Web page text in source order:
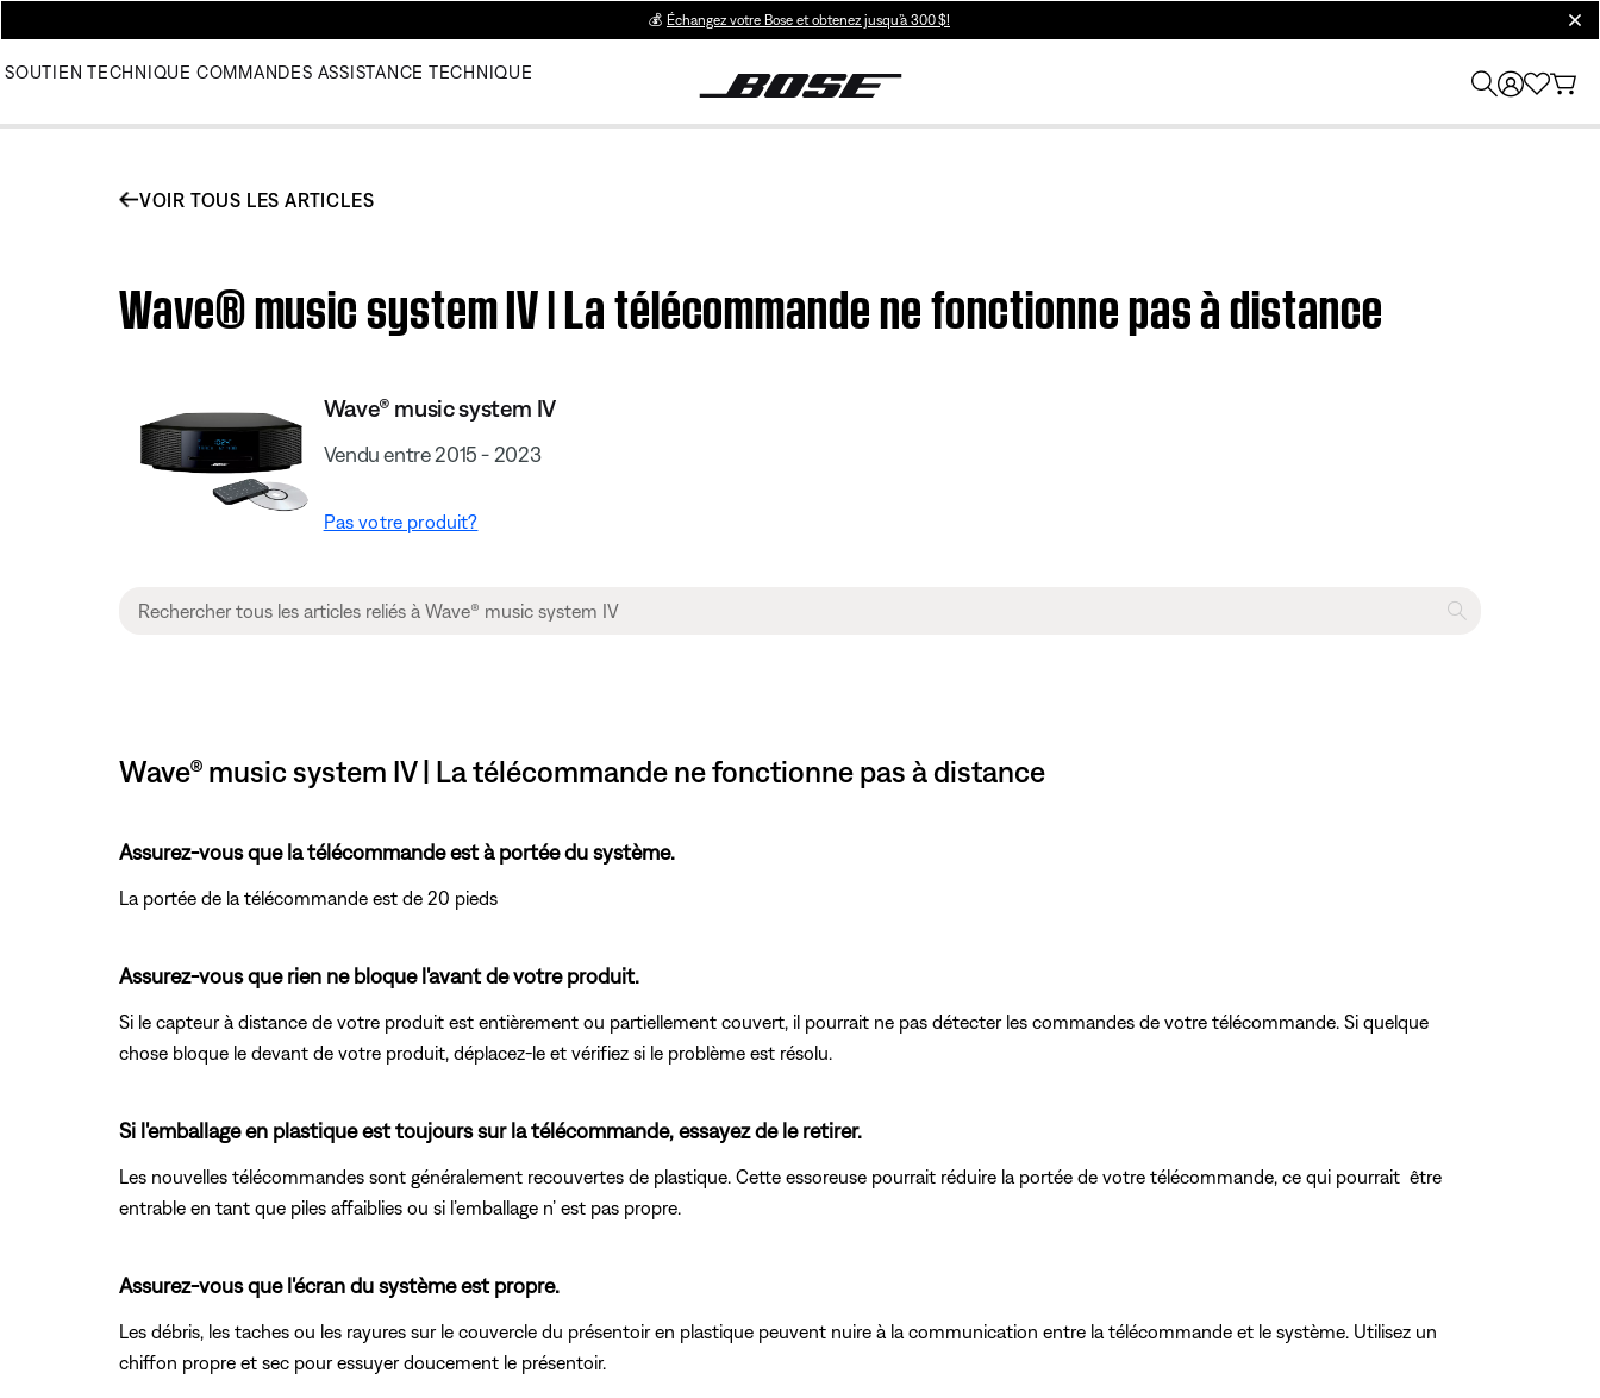
💰 Échangez votre Bose et obtenez jusqu’à 300 $!
SOUTIEN TECHNIQUE COMMANDES ASSISTANCE TECHNIQUE
VOIR TOUS LES ARTICLES
Wave® music system IV | La télécommande ne fonctionne pas à distance
Wave® music system IV
Vendu entre 2015 - 2023
Pas votre produit?
Wave® music system IV | La télécommande ne fonctionne pas à distance
Assurez-vous que la télécommande est à portée du système.
La portée de la télécommande est de 20 pieds
Assurez-vous que rien ne bloque l'avant de votre produit.
Si le capteur à distance de votre produit est entièrement ou partiellement couvert, il pourrait ne pas détecter les commandes de votre télécommande. Si quelque
chose bloque le devant de votre produit, déplacez-le et vérifiez si le problème est résolu.
Si l'emballage en plastique est toujours sur la télécommande, essayez de le retirer.
Les nouvelles télécommandes sont généralement recouvertes de plastique. Cette essoreuse pourrait réduire la portée de votre télécommande, ce qui pourrait être
entrable en tant que piles affaiblies ou si l’emballage n’ est pas propre.
Assurez-vous que l'écran du système est propre.
Les débris, les taches ou les rayures sur le couvercle du présentoir en plastique peuvent nuire à la communication entre la télécommande et le système. Utilisez un
chiffon propre et sec pour essuyer doucement le présentoir.